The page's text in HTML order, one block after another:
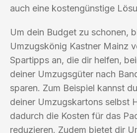
auch eine kostengünstige
Um dein Budget zu schonen,
Umzugskönig Kastner Mainz
Spartipps an, die dir helfen,
deiner Umzugsgüter nach
sparen. Zum Beispiel kannst
deiner Umzugskartons selbst
dadurch die Kosten für das
reduzieren. Zudem bietet dir